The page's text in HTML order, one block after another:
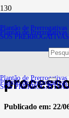
Plantão de Prerrogativas
Plantão de
SOS
Plantão de
Plantão de
SOS
CNJ vai
Publicado em: 22/